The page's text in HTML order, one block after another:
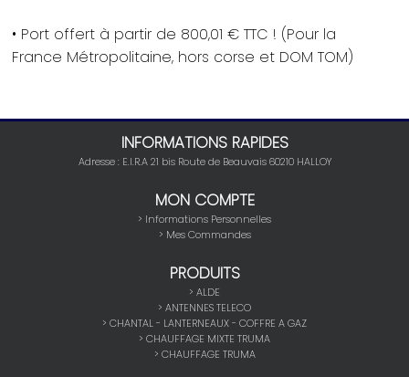
• Port offert à partir de 800,01 € TTC ! (Pour la
France Métropolitaine, hors corse et DOM TOM)
INFORMATIONS RAPIDES
Adresse : E.I.R.A 21 bis Route de Beauvais 60210 HALLOY
MON COMPTE
> Informations Personnelles
> Mes Commandes
PRODUITS
> ALDE
> ANTENNES TELECO
> CHANTAL - LANTERNEAUX - COFFRE A GAZ
> CHAUFFAGE MIXTE TRUMA
> CHAUFFAGE TRUMA